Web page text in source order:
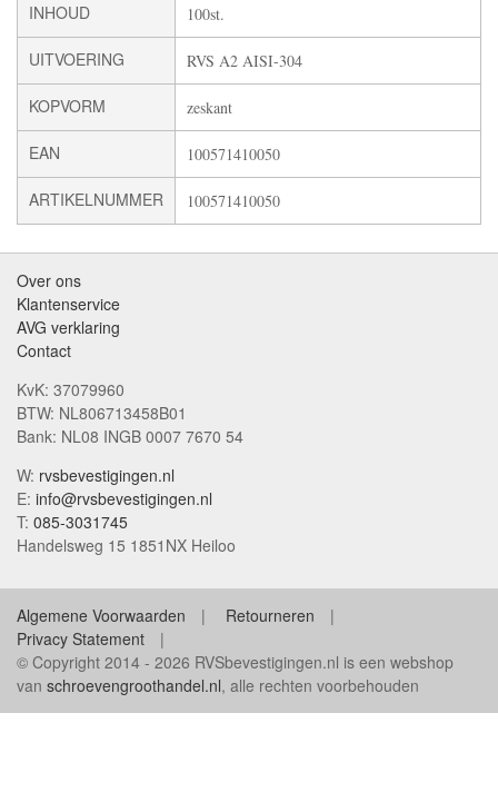
INHOUD 100st.
UITVOERING RVS A2 AISI-304
KOPVORM zeskant
EAN 100571410050
ARTIKELNUMMER 100571410050
Over ons
Klantenservice
AVG verklaring
Contact
KvK: 37079960
BTW: NL806713458B01
Bank: NL08 INGB 0007 7670 54
W: rvsbevestigingen.nl
E: info@rvsbevestigingen.nl
T: 085-3031745
Handelsweg 15 1851NX Heiloo
Algemene Voorwaarden
Retourneren
Privacy Statement
© Copyright 2014 - 2026 RVSbevestigingen.nl is een webshop
van schroevengroothandel.nl, alle rechten voorbehouden